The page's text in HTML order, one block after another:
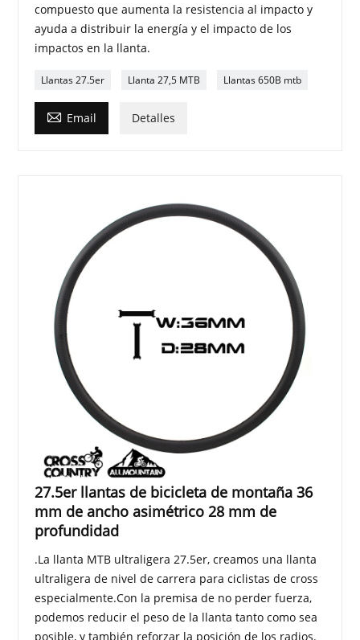
compuesto que aumenta la resistencia al impacto y
ayuda a distribuir la energía y el impacto de los
impactos en la llanta.
Llantas 27.5er Llanta 27,5 MTB Llantas 650B mtb
 Email Detalles
27.5er llantas de bicicleta de montaña 36
mm de ancho asimétrico 28 mm de
profundidad
.La llanta MTB ultraligera 27.5er, creamos una llanta
ultraligera de nivel de carrera para ciclistas de cross
especialmente.Con la premisa de no perder fuerza,
podemos reducir el peso de la llanta tanto como sea
posible, y también reforzar la posición de los radios.